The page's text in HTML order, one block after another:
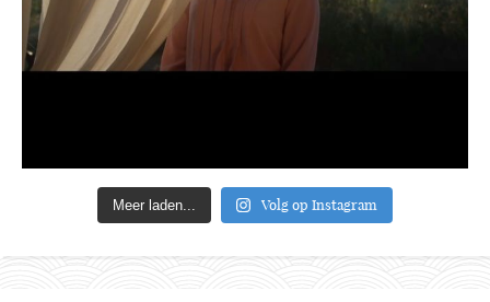
Meer laden... Volg op Instagram